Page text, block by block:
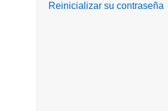
Reinicializar su contraseña